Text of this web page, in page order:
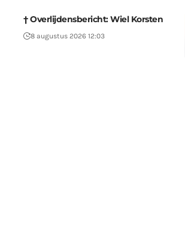
† Overlijdensbericht: Wiel Korsten
8 augustus 2026 12:03